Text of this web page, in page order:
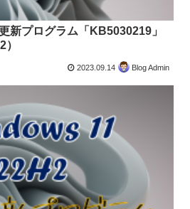
新プログラム「KB5030219」
2023.09.14 Blog Admin